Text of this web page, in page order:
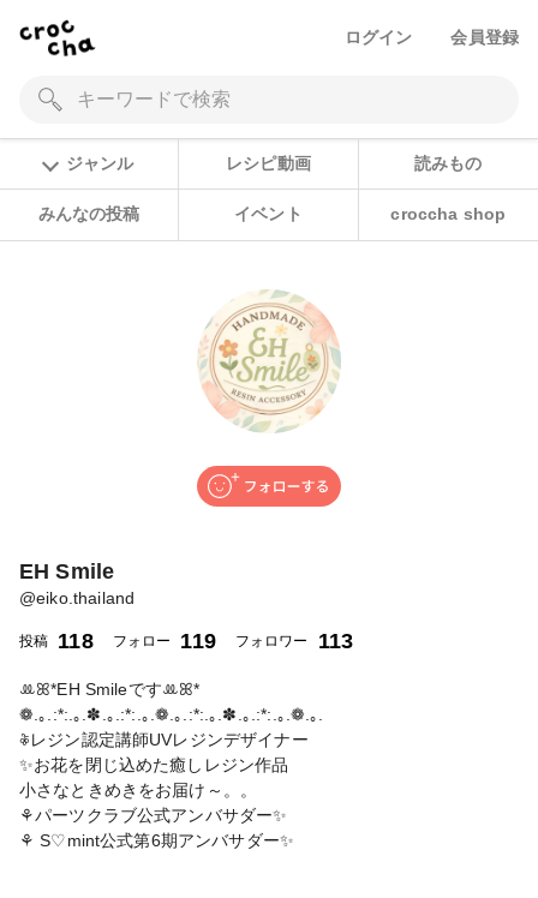
ログイン 会員登録
ジャンル レシピ動画 読みもの
みんなの投稿 イベント croccha shop
EH Smile
@eiko.thailand
投稿 118 フォロー 119 フォロワー 113
ꔛꕤ*EH Smileですꔛꕤ*
❁.｡.:*:.｡.✽.｡.:*:.｡.❁.｡.:*:.｡.✽.｡.:*:.｡.❁.｡.
𖦞レジン認定講師UVレジンデザイナー
✨お花を閉じ込めた癒しレジン作品
小さなときめきをお届け～。。
⚘パーツクラブ公式アンバサダー✨
⚘ S♡mint公式第6期アンバサダー✨